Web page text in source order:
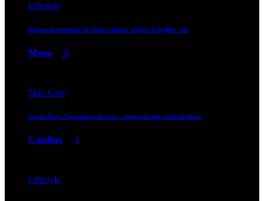
Lifestyle
Impactul somnului de slabă calitate asupra relațiilor tale
Mona 0
Skin Care
Gama Dove Nourishing Secrets – inspirata din colturile lumii
Catalina 1
Lifestyle